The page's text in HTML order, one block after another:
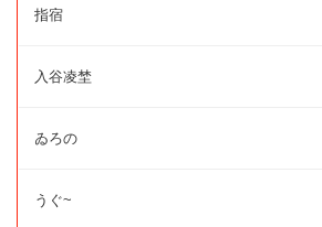
指宿
入谷凌埜
ゐろの
うぐ~